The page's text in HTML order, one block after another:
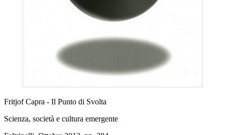
Fritjof Capra - Il Punto di Svolta
Scienza, società e cultura emergente